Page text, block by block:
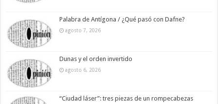
Palabra de Antígona / ¿Qué pasó con Dafne?
agosto 7, 2026
Dunas y el orden invertido
agosto 6, 2026
“Ciudad láser”: tres piezas de un rompecabezas